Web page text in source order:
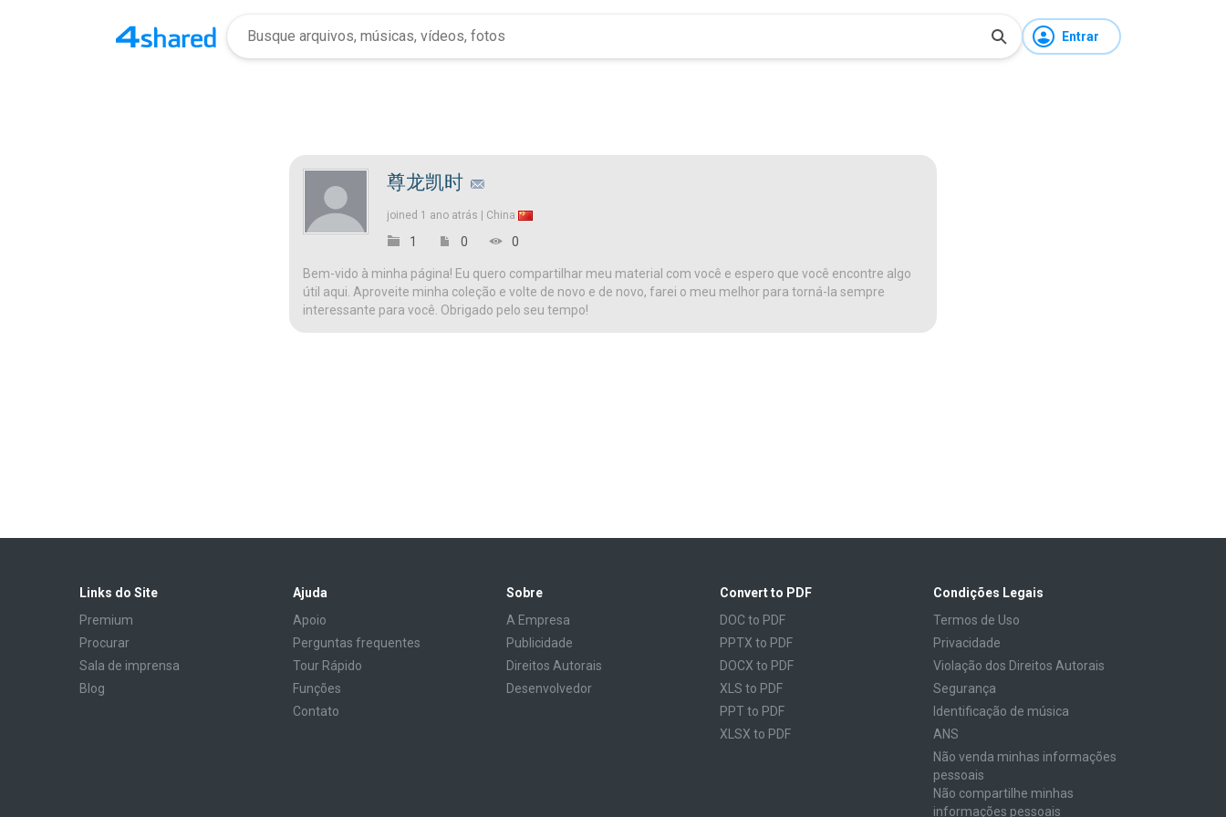
Entrar
尊龙凯时
joined 1 ano atrás | China
1 0 0
Bem-vido à minha página! Eu quero compartilhar meu material com você e espero que você encontre algo
útil aqui. Aproveite minha coleção e volte de novo e de novo, farei o meu melhor para torná-la sempre
interessante para você. Obrigado pelo seu tempo!
Links do Site
Premium
Procurar
Sala de imprensa
Blog
Ajuda
Apoio
Perguntas frequentes
Tour Rápido
Funções
Contato
Sobre
A Empresa
Publicidade
Direitos Autorais
Desenvolvedor
Convert to PDF
DOC to PDF
PPTX to PDF
DOCX to PDF
XLS to PDF
PPT to PDF
XLSX to PDF
Condições Legais
Termos de Uso
Privacidade
Violação dos Direitos Autorais
Segurança
Identificação de música
ANS
Não venda minhas informações
pessoais
Não compartilhe minhas
informações pessoais